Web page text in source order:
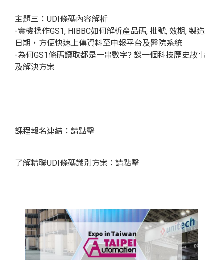
主題三：UDI條碼內容解析
-實機操作GS1, HIBBC如何解析產品碼, 批號, 效期, 製造
日期，方便快速上傳資料至申報平台及醫院系統
-為何GS1條碼讀取都是一串數字? 談一個科技歷史故事
及解決方案
課程報名連結： 請點擊
了解精聯UDI條碼識別方案： 請點擊